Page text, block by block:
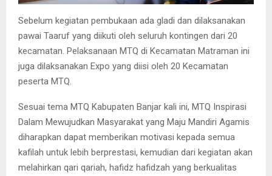
Sebelum kegiatan pembukaan ada gladi dan dilaksanakan
pawai Taaruf yang diikuti oleh seluruh kontingen dari 20
kecamatan. Pelaksanaan MTQ di Kecamatan Matraman ini
juga dilaksanakan Expo yang diisi oleh 20 Kecamatan
peserta MTQ.
Sesuai tema MTQ Kabupaten Banjar kali ini, MTQ Inspirasi
Dalam Mewujudkan Masyarakat yang Maju Mandiri Agamis
diharapkan dapat memberikan motivasi kepada semua
kafilah untuk lebih berprestasi, kemudian dari kegiatan akan
melahirkan qari qariah, hafidz hafidzah yang berkualitas